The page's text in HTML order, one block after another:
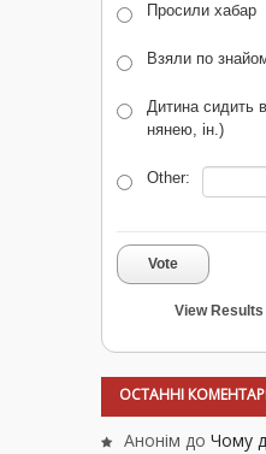
Просили хабар
Взяли по
Дитина сидить
нянею, ін.)
Other:
Vote
View Results
ОСТАННІ
Анонім до Чому